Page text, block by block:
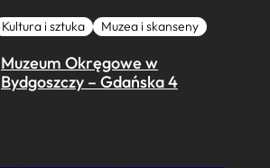
Kultura i sztuka Muzea i skanseny
Muzeum Okręgowe w
Bydgoszczy – Gdańska 4